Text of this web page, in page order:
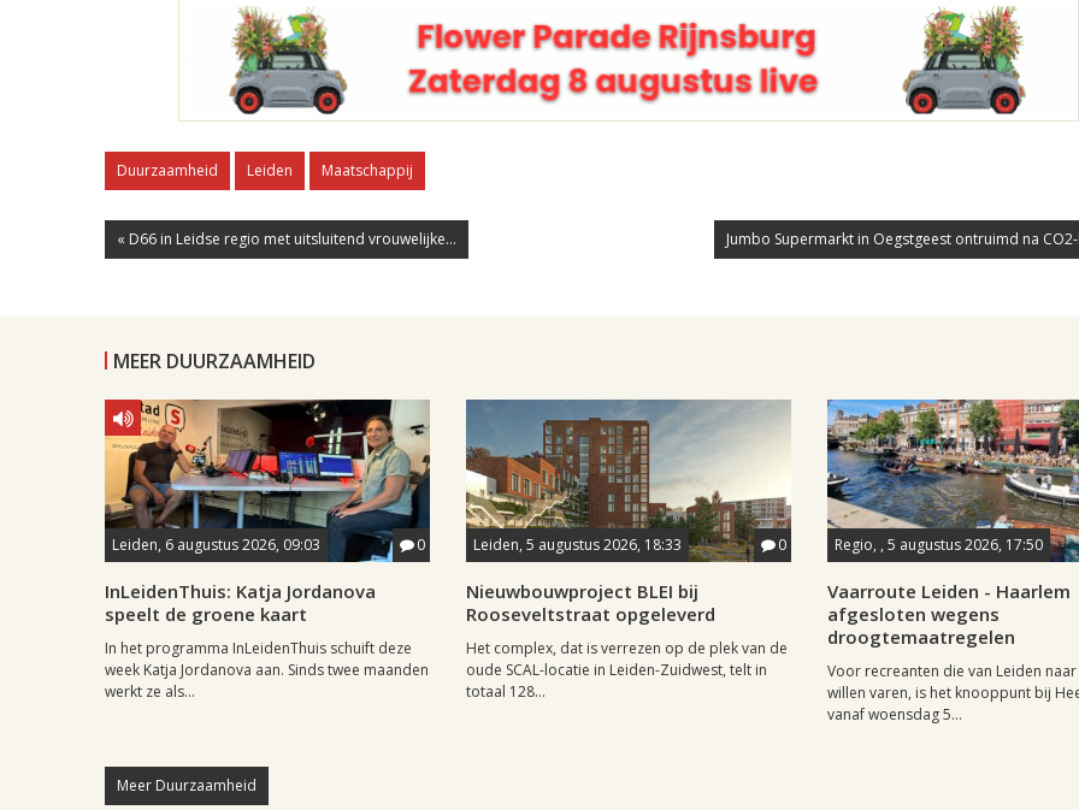
Duurzaamheid Leiden Maatschappij
« D66 in Leidse regio met uitsluitend vrouwelijke... Jumbo Supermarkt in Oegstgeest ontruimd na
MEER DUURZAAMHEID
Leiden, 6 augustus 2026, 09:03 0
InLeidenThuis: Katja Jordanova
speelt de groene kaart
In het programma InLeidenThuis schuift deze
week Katja Jordanova aan. Sinds twee maanden
werkt ze als...
Leiden, 5 augustus 2026, 18:33 0
Nieuwbouwproject BLEI bij
Rooseveltstraat opgeleverd
Het complex, dat is verrezen op de plek van de
oude SCAL-locatie in Leiden-Zuidwest, telt in
totaal 128...
Regio, , 5 augustus 2026, 17:50
Vaarroute Leiden - Haarlem
afgesloten wegens
droogtemaatregelen
Voor recreanten die van Leiden
willen varen, is het knooppunt bij
vanaf woensdag 5...
Meer Duurzaamheid